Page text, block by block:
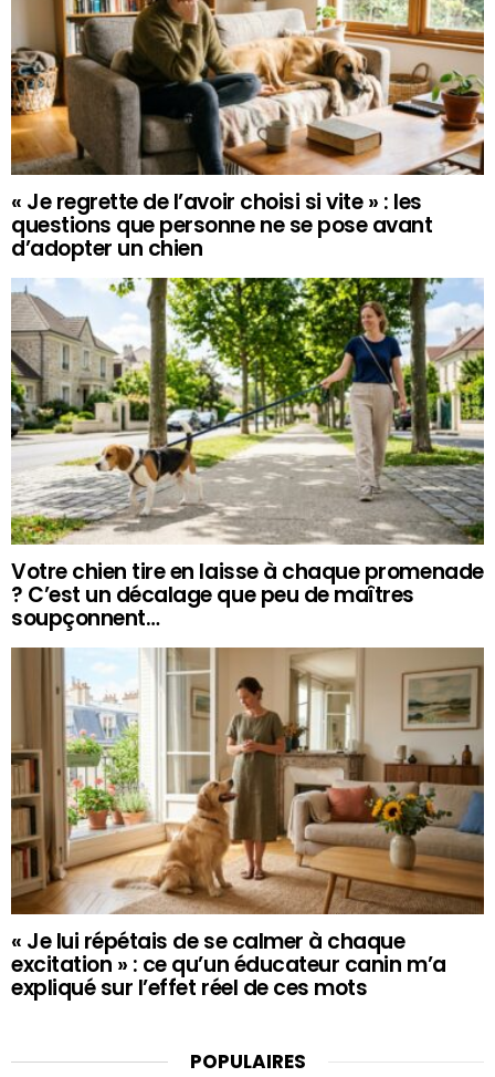
« Je regrette de l’avoir choisi si vite » : les
questions que personne ne se pose avant
d’adopter un chien
Votre chien tire en laisse à chaque promenade
? C’est un décalage que peu de maîtres
soupçonnent…
« Je lui répétais de se calmer à chaque
excitation » : ce qu’un éducateur canin m’a
expliqué sur l’effet réel de ces mots
POPULAIRES